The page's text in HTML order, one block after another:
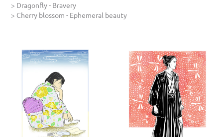
> Dragonfly - Bravery
> Cherry blossom - Ephemeral beauty